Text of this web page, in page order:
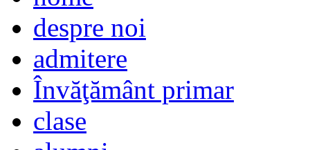
despre noi
admitere
Învăţământ primar
clase